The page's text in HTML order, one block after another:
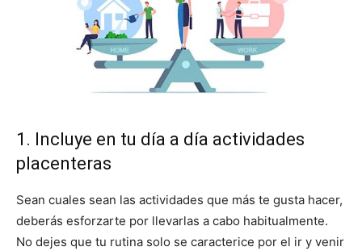
1. Incluye en tu día a día actividades
placenteras
Sean cuales sean las actividades que más te gusta hacer,
deberás esforzarte por llevarlas a cabo habitualmente.
No dejes que tu rutina solo se caracterice por el ir y venir